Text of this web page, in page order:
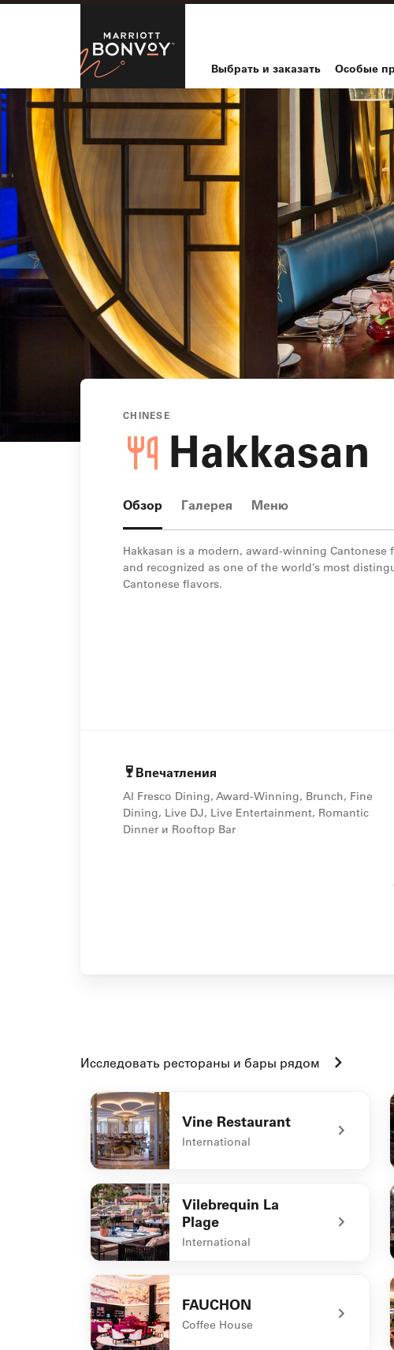
Skip to Content
MarriottВыбрать и заказать Особые
CHINESE
Hakkasan
Обзор Галерея Меню
Hakkasan is a modern, award-winning
and recognized as one of the world’s most
Cantonese flavors.
Впечатления
Al Fresco Dining, Award-Winning, Brunch, Fine
Dining, Live DJ, Live Entertainment, Romantic
Dinner и Rooftop Bar
Исследовать рестораны и бары рядом
Vine Restaurant
International
undefined Vine Restaurant
Vilebrequin La
Plage
International
undefined Vilebrequin La Plage
FAUCHON
Coffee House